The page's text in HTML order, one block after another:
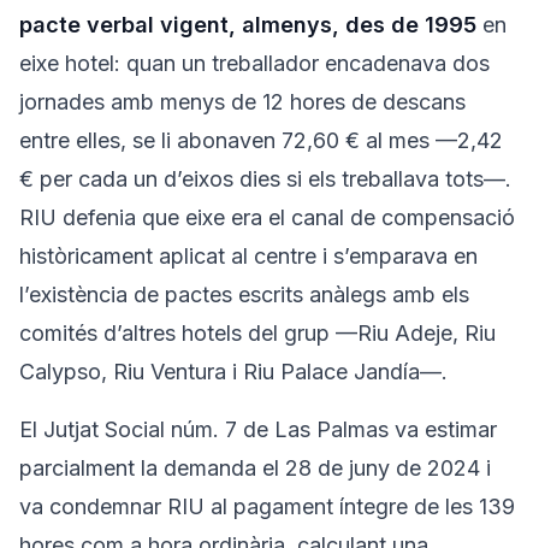
pacte verbal vigent, almenys, des de 1995 en
eixe hotel: quan un treballador encadenava dos
jornades amb menys de 12 hores de descans
entre elles, se li abonaven 72,60 € al mes —2,42
€ per cada un d’eixos dies si els treballava tots—.
RIU defenia que eixe era el canal de compensació
històricament aplicat al centre i s’emparava en
l’existència de pactes escrits anàlegs amb els
comités d’altres hotels del grup —Riu Adeje, Riu
Calypso, Riu Ventura i Riu Palace Jandía—.
El Jutjat Social núm. 7 de Las Palmas va estimar
parcialment la demanda el 28 de juny de 2024 i
va condemnar RIU al pagament íntegre de les 139